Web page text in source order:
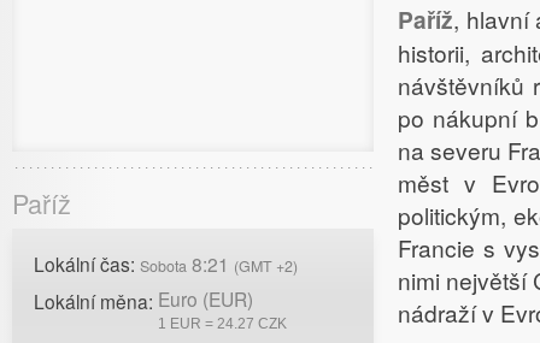
Paříž, hlavní
historii,
návštěvníků
po nákupní
na severu
měst v
politickým,
Francie s
nimi největší
nádraží v
Paříž
Lokální čas: Sobota 8:21 (GMT +2)
Lokální měna: Euro (EUR)
1 EUR = 24.27 CZK